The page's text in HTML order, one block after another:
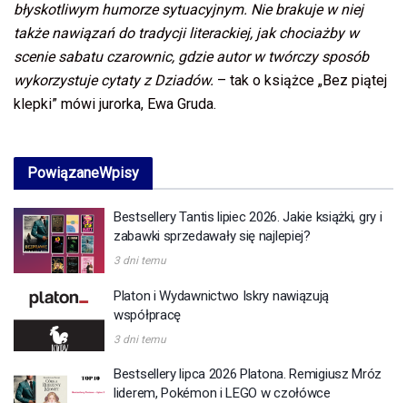
błyskotliwym humorze sytuacyjnym. Nie brakuje w niej
także nawiązań do tradycji literackiej, jak chociażby w
scenie sabatu czarownic, gdzie autor w twórczy sposób
wykorzystuje cytaty z Dziadów. – tak o książce „Bez piątej
klepki” mówi jurorka, Ewa Gruda.
PowiązaneWpisy
Bestsellery Tantis lipiec 2026. Jakie książki, gry i
zabawki sprzedawały się najlepiej?
3 dni temu
Platon i Wydawnictwo Iskry nawiązują
współpracę
3 dni temu
Bestsellery lipca 2026 Platona. Remigiusz Mróz
liderem, Pokémon i LEGO w czołówce